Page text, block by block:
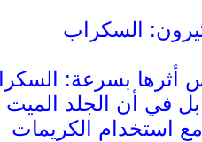
السكراب
في أن الجلد